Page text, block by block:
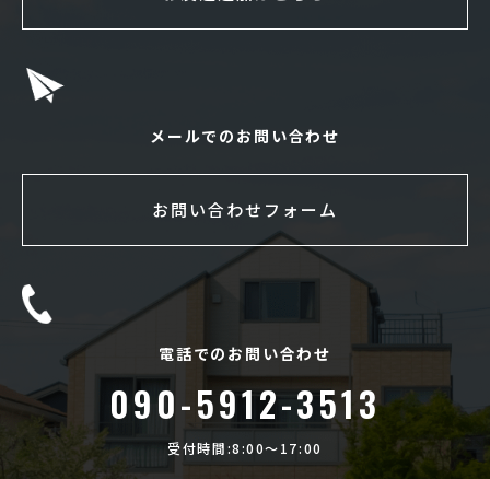
メールでのお問い合わせ
お問い合わせフォーム
電話でのお問い合わせ
090-5912-3513
受付時間:8:00〜17:00